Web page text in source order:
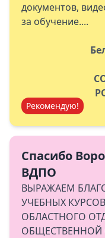
документов,
за обучение....
Рекомендую!
Спасибо
ВДПО
ВЫРАЖАЕМ
УЧЕБНЫХ
ОБЛАСТНОГО
ОБЩЕСТВЕННОЙ